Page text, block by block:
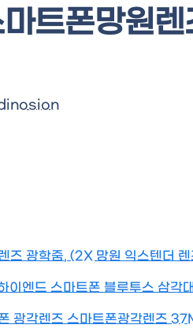
트폰망원
즈 광학줌, (2X 망원 익스텐더
이엔드 스마트폰 블루투스 삼
광각렌즈 스마트폰광각렌즈